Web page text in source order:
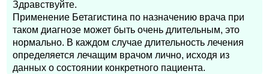
Здравствуйте.
Применение Бетагистина по назначению врача при
таком диагнозе может быть очень длительным, это
нормально. В каждом случае длительность лечения
определяется лечащим врачом лично, исходя из
данных о состоянии конкретного пациента.